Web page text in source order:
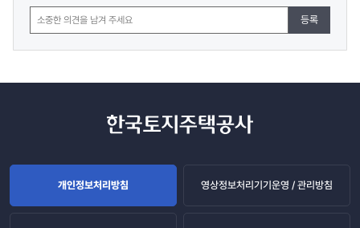
등록
개인정보처리방침 영상정보처리기기운영 / 관리방침